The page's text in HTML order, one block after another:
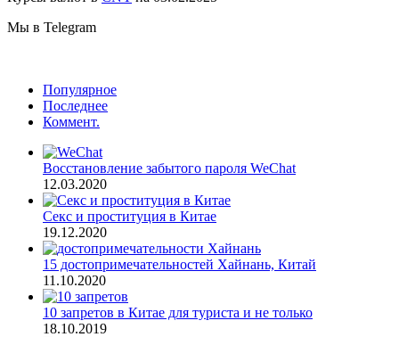
Мы в Telegram
Популярное
Последнее
Коммент.
Восстановление забытого пароля WeChat
12.03.2020
Секс и проституция в Китае
19.12.2020
15 достопримечательностей Хайнань, Китай
11.10.2020
10 запретов в Китае для туриста и не только
18.10.2019